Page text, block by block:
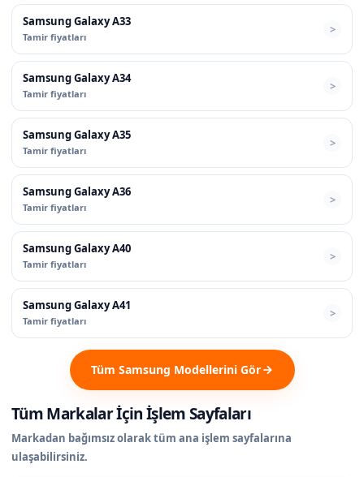
Samsung Galaxy A33
Tamir fiyatları
Samsung Galaxy A34
Tamir fiyatları
Samsung Galaxy A35
Tamir fiyatları
Samsung Galaxy A36
Tamir fiyatları
Samsung Galaxy A40
Tamir fiyatları
Samsung Galaxy A41
Tamir fiyatları
Tüm Samsung Modellerini Gör
Tüm Markalar İçin İşlem Sayfaları
Markadan bağımsız olarak tüm ana işlem sayfalarına
ulaşabilirsiniz.